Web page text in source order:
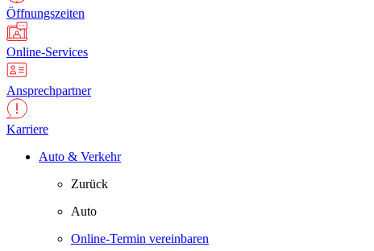
Öffnungszeiten
Online-Services
Ansprechpartner
Karriere
Auto & Verkehr
Zurück
Auto
Online-Termin vereinbaren